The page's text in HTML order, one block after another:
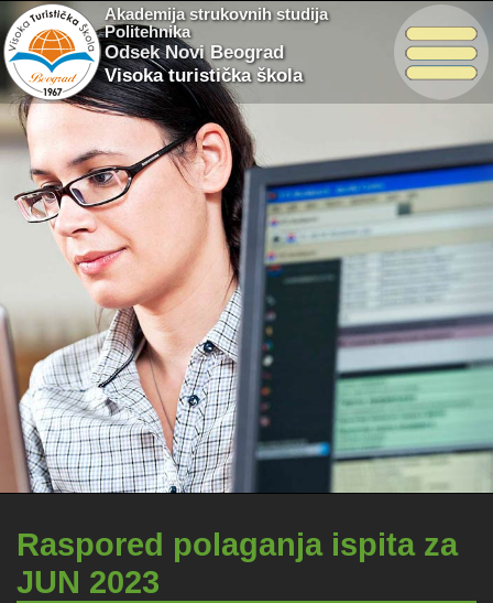
Akademija strukovnih studija
Politehnika
Odsek Novi Beograd
Visoka turistička škola
Raspored polaganja ispita za
JUN 2023